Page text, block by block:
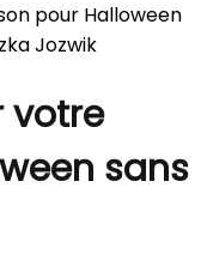
pour Halloween
Jozwik
votre
sans